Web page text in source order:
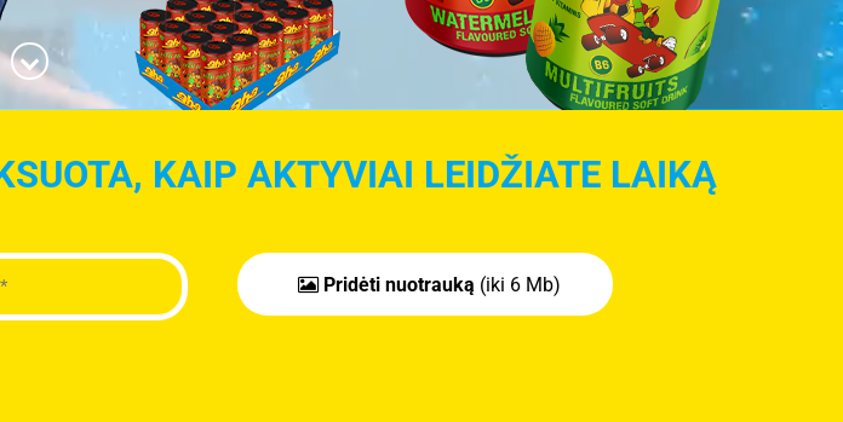
KAIP AKTYVIAI LEIDŽIATE LAIKĄ
Pridėti nuotrauką (iki 6 Mb)